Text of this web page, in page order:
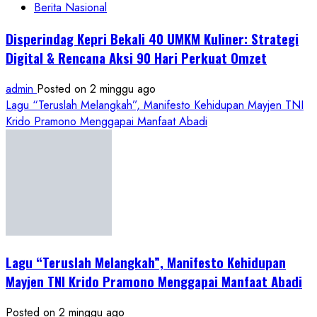
Berita Nasional
Disperindag Kepri Bekali 40 UMKM Kuliner: Strategi
Digital & Rencana Aksi 90 Hari Perkuat Omzet
admin Posted on 2 minggu ago
Lagu “Teruslah Melangkah”, Manifesto Kehidupan Mayjen TNI
Krido Pramono Menggapai Manfaat Abadi
Lagu “Teruslah Melangkah”, Manifesto Kehidupan
Mayjen TNI Krido Pramono Menggapai Manfaat Abadi
Posted on 2 minggu ago